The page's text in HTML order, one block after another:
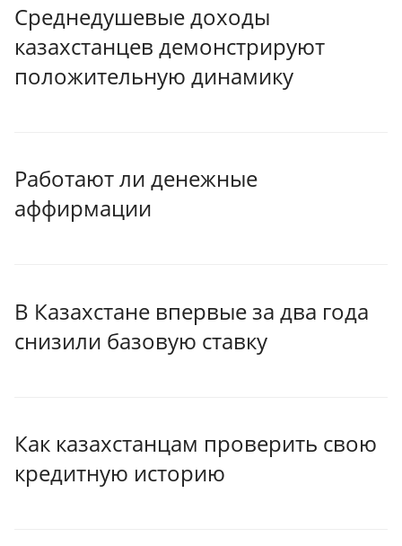
Среднедушевые доходы
казахстанцев демонстрируют
положительную динамику
Работают ли денежные
аффирмации
В Казахстане впервые за два года
снизили базовую ставку
Как казахстанцам проверить свою
кредитную историю